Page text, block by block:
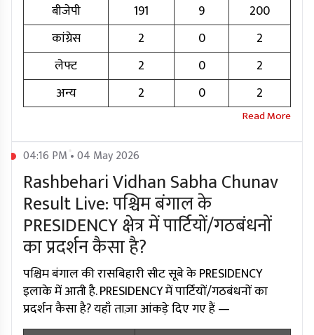
बीजेपी
191 9
200
कांग्रेस
2 0
2
लेफ्ट
2 0
2
अन्य
2 0 2
04:16 PM • 04 May 2026
Rashbehari Vidhan Sabha Chunav
Result Live: पश्चिम बंगाल के
PRESIDENCY क्षेत्र में पार्टियों/गठबंधनों
का प्रदर्शन कैसा है?
पश्चिम बंगाल की रासबिहारी सीट सूबे के PRESIDENCY
इलाके में आती है. PRESIDENCY में पार्टियों/गठबंधनों का
प्रदर्शन कैसा है? यहाँ ताज़ा आंकड़े दिए गए हैं —